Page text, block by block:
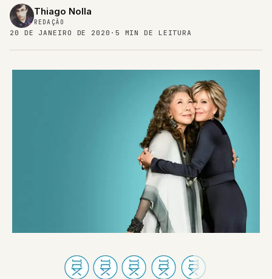
Thiago Nolla
REDAÇÃO
20 DE JANEIRO DE 2020 · 5 MIN DE LEITURA